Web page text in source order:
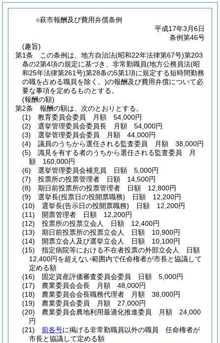
○萩市報酬及び費用弁償条例
平成17年3月6日
条例第46号
(趣旨)
第1条
この条例は、地方自治法(昭和22年法律第67号)第203
条の2第4項の規定に基づき、非常勤職員(地方公務員法(昭
和25年法律第261号)第28条の5第1項に規定する短時間勤務
の職を占める職員を除く。)の報酬及び費用弁償について必
要な事項を定めるものとする。
(報酬の額)
第2条
報酬の額は、次のとおりとする。
(1)
教育委員会委員 月額 54,000円
(2)
選挙管理委員会委員長 月額 54,000円
(3)
選挙管理委員会委員 月額 44,000円
(4)
議員のうちから選任される監査委員 月額 38,000円
(5)
識見を有する者のうちから選任される監査委員 月
額 160,000円
(6)
選挙管理委員会補充員 日額 5,000円
(7)
投票所の投票管理者 日額 14,500円
(8)
期日前投票所の投票管理者 日額 12,800円
(9)
選挙長(投票日の投開票職務) 日額 12,200円
(10)
選挙長(告示日の投開票職務) 日額 12,200円
(11)
開票管理者 日額 12,200円
(12)
投票所の投票立会人 日額 12,400円
(13)
期日前投票所の投票立会人 日額 10,900円
(14)
開票立会人及び選挙立会人 日額 10,100円
(15)
指定病院等における不在者投票の外部立会人 日額
12,400円を超えない範囲内で任命権者が市長と協議して
定める額
(16)
固定資産評価審査委員会委員 日額 5,000円
(17)
農業委員会会長 月額 48,000円
(18)
農業委員会会長職務代理者 月額 38,000円
(19)
農業委員会委員 月額 27,000円
(20)
農業委員会農地利用最適化推進委員 月額 24,000
円
(21)
前各号に掲げる非常勤職員以外の職員 任命権者が
市長と協議して定める額